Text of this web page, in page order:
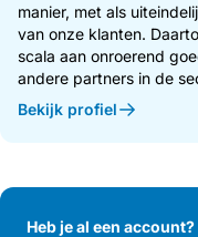
manier, met als
van onze klanten.
scala aan onroerend
andere partners in de
Bekijk profiel
Heb je al een account?